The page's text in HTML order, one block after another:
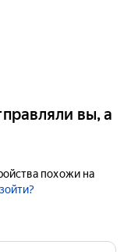
вы, а
похожи на